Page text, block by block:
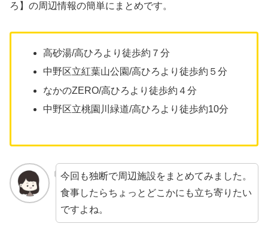
ろ】の周辺情報の簡単にまとめです。
高砂湯/高ひろより徒歩約７分
中野区立紅葉山公園/高ひろより徒歩約５分
なかのZERO/高ひろより徒歩約４分
中野区立桃園川緑道/高ひろより徒歩約10分
今回も独断で周辺施設をまとめてみました。
食事したらちょっとどこかにも立ち寄りたい
ですよね。